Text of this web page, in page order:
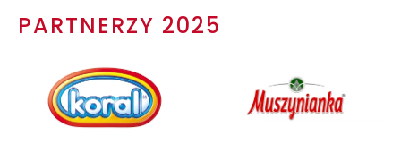
PARTNERZY 2025